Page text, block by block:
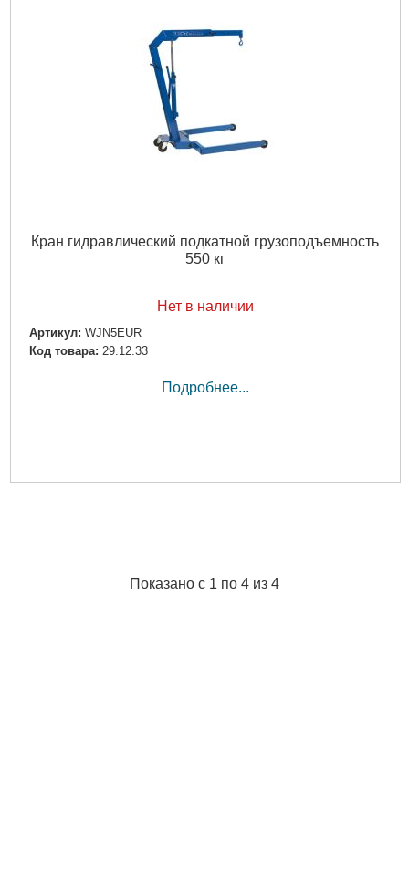
Кран гидравлический подкатной грузоподъемность
550 кг
Нет в наличии
Артикул: WJN5EUR
Код товара: 29.12.33
Подробнее...
Показано с 1 по 4 из 4